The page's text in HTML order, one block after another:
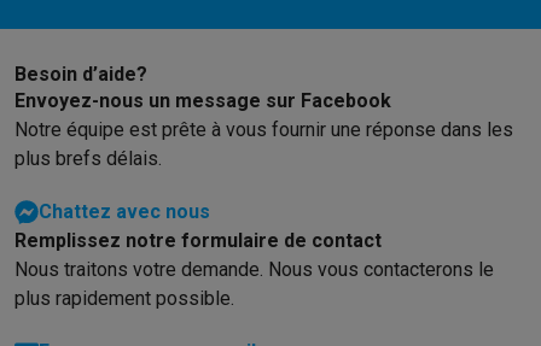
Climatiseurs
Climatiseurs avec des éco-chèques
TV & audio
TV avec des éco-cheques
Multimédie & téléphonie
Smartphones avec des éco-cheques
En route
Trottinettes électriques avec des éco-chèques
Initiatives écologiques
Impact Économies d'énergieRecyclez votre vieux électro
Besoin d’aide?
Envoyez-nous un message sur Facebook
Notre équipe est prête à vous fournir une réponse dans les
plus brefs délais.
Chattez avec nous
Remplissez notre formulaire de contact
Nous traitons votre demande. Nous vous contacterons le
plus rapidement possible.